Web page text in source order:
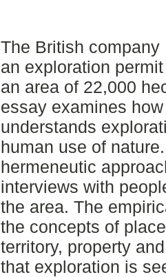
The British
an exploration
an area of 22,000
essay examines
understands
human use of
hermeneutic
interviews with
the area. The
the concepts of
territory, property
that exploration is